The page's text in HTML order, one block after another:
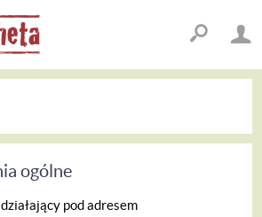
ogólne
pod adresem